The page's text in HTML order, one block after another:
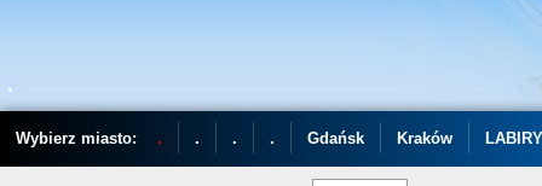
.
Wybierz miasto: . . . . Gdańsk Kraków